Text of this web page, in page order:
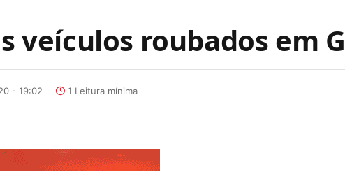
veículos roubados em
- 19:02 1 Leitura mínima